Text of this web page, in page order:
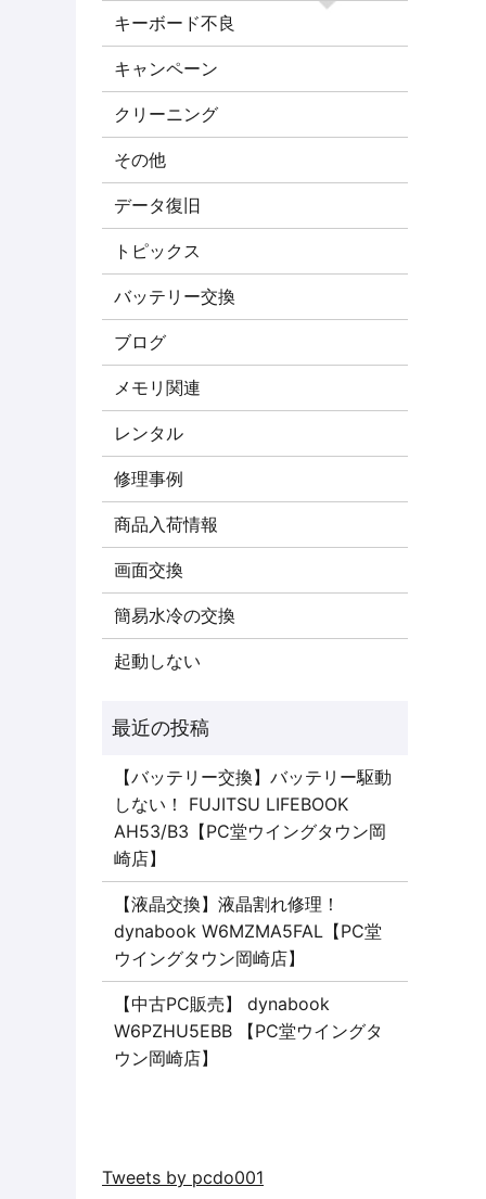
キーボード不良
キャンペーン
クリーニング
その他
データ復旧
トピックス
バッテリー交換
ブログ
メモリ関連
レンタル
修理事例
商品入荷情報
画面交換
簡易水冷の交換
起動しない
【バッテリー交換】バッテリー駆動
しない！ FUJITSU LIFEBOOK
AH53/B3【PC堂ウイングタウン岡
崎店】
【液晶交換】液晶割れ修理！
dynabook W6MZMA5FAL【PC堂
ウイングタウン岡崎店】
【中古PC販売】 dynabook
W6PZHU5EBB 【PC堂ウイングタ
ウン岡崎店】
Tweets by pcdo001